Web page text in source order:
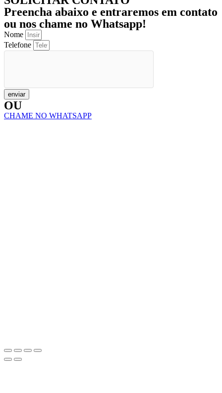
Preencha abaixo e entraremos em contato
ou nos chame no Whatsapp!
Nome
Telefone
enviar
OU
CHAME NO WHATSAPP